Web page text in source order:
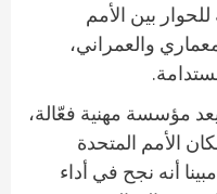
بين الأمم
والعمراني،
مؤسسة مهنية فعّالة،
الأمم المتحدة
أنه نجح في أداء